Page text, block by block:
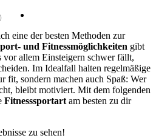
eine der besten Methoden zur
und Fitnessmöglichkeiten gibt
vor allem Einsteigern schwer fällt,
Im Idealfall halten regelmäßige
fit, sondern machen auch Spaß: Wer
bleibt motiviert. Mit dem folgenden
Fitnesssportart am besten zu dir
zu sehen!